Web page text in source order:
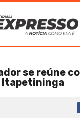
se reúne
Itapetininga